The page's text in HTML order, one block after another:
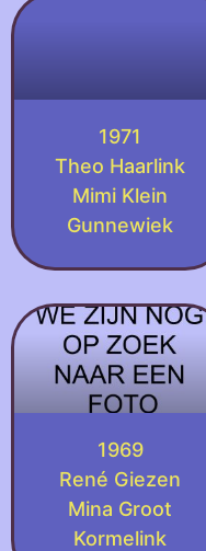
1971
Theo Haarlink
Mimi Klein
Gunnewiek
1969
René Giezen
Mina Groot
Kormelink